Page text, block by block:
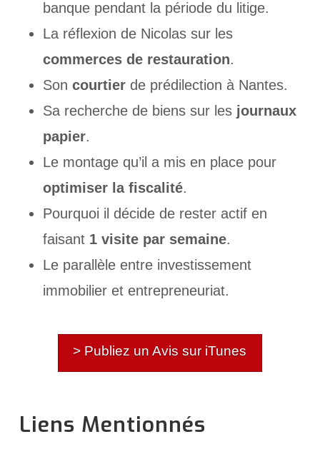
banque pendant la période du litige.
La réflexion de Nicolas sur les
commerces de restauration.
Son courtierde prédilection à Nantes.
Sa recherche de biens sur lesjournaux
papier.
Le montage qu’il a mis en place pour
optimiser la fiscalité.
Pourquoi il décide de rester actif en
faisant 1 visite par semaine.
Le parallèle entre investissement
immobilier et entrepreneuriat.
> Publiez un Avis sur iTunes
Liens Mentionnés